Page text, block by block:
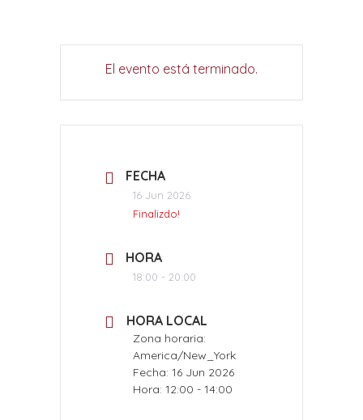
El evento está terminado.
FECHA
16 Jun 2026
Finalizdo!
HORA
18:00 - 20:00
HORA LOCAL
Zona horaria:
America/New_York
Fecha: 16 Jun 2026
Hora: 12:00 - 14:00